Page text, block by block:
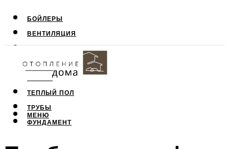
БОЙЛЕРЫ
ВЕНТИЛЯЦИЯ
ПОТОЛОК
СТЕНЫ
ТЕПЛЫЙ ПОЛ
ТРУБЫ
ФУНДАМЕНТ
МЕНЮ